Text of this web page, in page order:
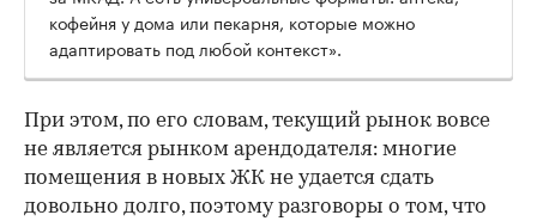
кофейня у дома или пекарня, которые можно
адаптировать под любой контекст».
При этом, по его словам, текущий рынок вовсе
не является рынком арендодателя: многие
помещения в новых ЖК не удается сдать
довольно долго, поэтому разговоры о том, что